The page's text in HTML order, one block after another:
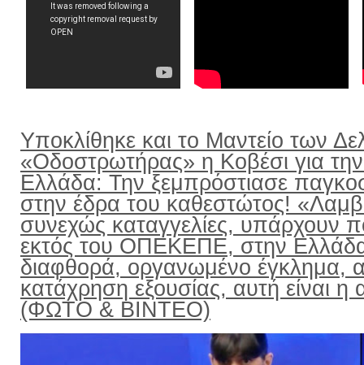
Υποκλίθηκε και το Μαντείο των
«Οδοστρωτήρας» η Κοβέσι για
Ελλάδα: Την ξεμπρόστιασε
στην έδρα του καθεστώτος!
συνεχώς καταγγελίες, υπάρχουν
εκτός του ΟΠΕΚΕΠΕ, στην
διαφθορά, οργανωμένο έγκλημα,
κατάχρηση εξουσίας, αυτή είναι η
(ΦΩΤΟ & ΒΙΝΤΕΟ)